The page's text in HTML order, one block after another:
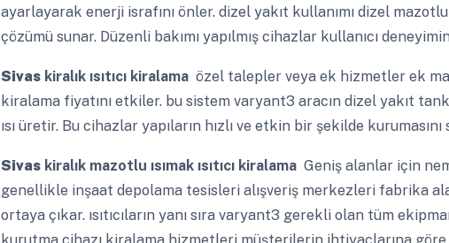
ayarlayarak enerji israfını önler. dizel yakıt kullanımı dizel mazotlu
çözümü sunar. Düzenli bakımı yapılmış cihazlar kullanıcı
Sivaskiralık ısıtıcı kiralamaözel talepler veya ek hizmetler ek
kiralama fiyatını etkiler. bu sistem varyant3 aracın dizel yakıt
ısı üretir. Bu cihazlar yapıların hızlı ve etkin bir şekilde kurumasını
Sivaskiralık mazotlu ısımak ısıtıcı kiralamaGeniş alanlar için
genellikle inşaat depolama tesisleri alışveriş merkezleri fabrika
ortaya çıkar. ısıtıcıların yanı sıra varyant3 gerekli olan tüm